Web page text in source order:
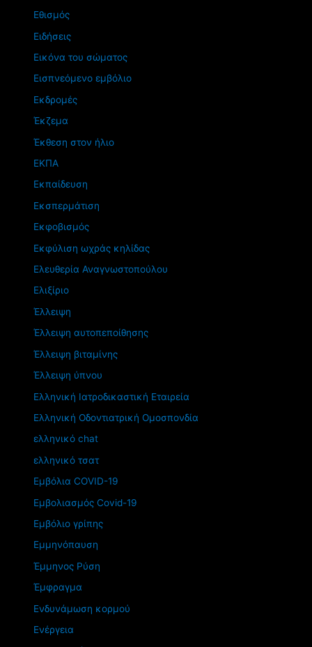
Εθισμός
Ειδήσεις
Εικόνα του σώματος
Εισπνεόμενο εμβόλιο
Εκδρομές
Έκζεμα
Έκθεση στον ήλιο
ΕΚΠΑ
Εκπαίδευση
Εκσπερμάτιση
Εκφοβισμός
Εκφύλιση ωχράς κηλίδας
Ελευθερία Αναγνωστοπούλου
Ελιξίριο
Έλλειψη
Έλλειψη αυτοπεποίθησης
Έλλειψη βιταμίνης
Έλλειψη ύπνου
Ελληνική Ιατροδικαστική Εταιρεία
Ελληνική Οδοντιατρική Ομοσπονδία
ελληνικό chat
ελληνικό τσατ
Εμβόλια COVID-19
Εμβολιασμός Covid-19
Εμβόλιο γρίπης
Εμμηνόπαυση
Έμμηνος Ρύση
Έμφραγμα
Ενδυνάμωση κορμού
Ενέργεια